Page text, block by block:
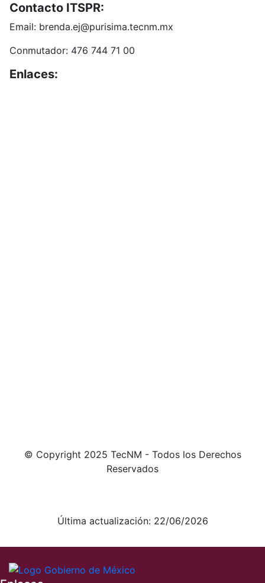
Contacto ITSPR:
Email: brenda.ej@purisima.tecnm.mx
Conmutador: 476 744 71 00
Enlaces:
© Copyright 2025 TecNM - Todos los Derechos
Reservados
Última actualización: 22/06/2026